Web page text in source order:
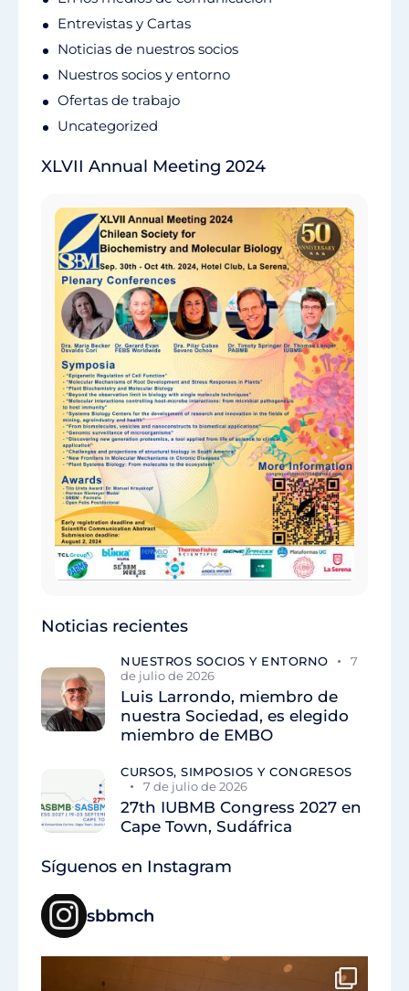
Entrevistas y Cartas
Noticias de nuestros socios
Nuestros socios y entorno
Ofertas de trabajo
Uncategorized
XLVII Annual Meeting 2024
Noticias recientes
NUESTROS SOCIOS Y ENTORNO
7
de julio de 2026
Luis Larrondo, miembro de
nuestra Sociedad, es elegido
miembro de EMBO
CURSOS, SIMPOSIOS Y CONGRESOS
7 de julio de 2026
27th IUBMB Congress 2027 en
Cape Town, Sudáfrica
Síguenos en Instagram
sbbmch